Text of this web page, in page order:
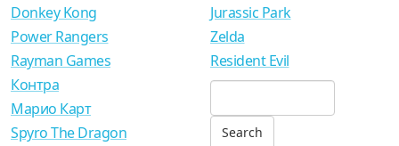
Donkey Kong
Power Rangers
Rayman Games
Jurassic Park
Zelda
Resident Evil
Контра
Марио Карт
Spyro The Dragon